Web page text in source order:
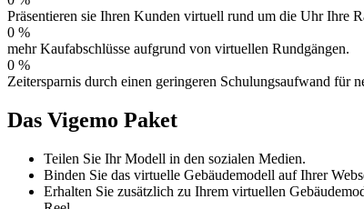
Präsentieren sie Ihren Kunden virtuell rund um die Uhr Ihre
0 %
mehr Kaufabschlüsse aufgrund von virtuellen Rundgängen.
0 %
Zeitersparnis durch einen geringeren Schulungsaufwand für
Das Vigemo Paket
Teilen Sie Ihr Modell in den sozialen Medien.
Binden Sie das virtuelle Gebäudemodell auf Ihrer
Erhalten Sie zusätzlich zu Ihrem virtuellen